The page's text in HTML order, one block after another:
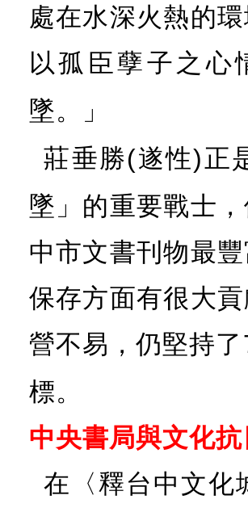
處在水深火熱的
以孤臣孽子之心
墜。
」
莊垂勝(遂性)正
墜」的重要戰士
中市文書刊物最
保存方面有很大
營不易，仍堅持了
標。
中央書局與文化
在〈釋台中文化